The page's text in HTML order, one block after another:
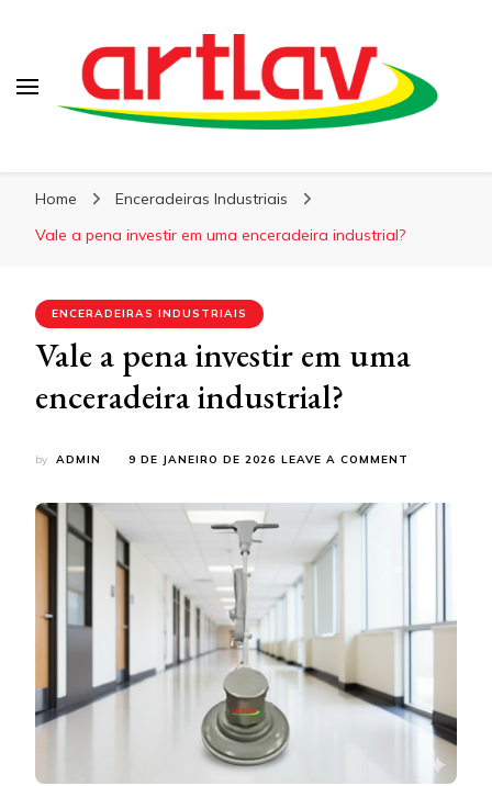
Home
Enceradeiras Industriais
Vale a pena investir em uma enceradeira industrial?
ENCERADEIRAS INDUSTRIAIS
Vale a pena investir em uma
enceradeira industrial?
by ADMIN 9 DE JANEIRO DE 2026 LEAVE A COMMENT
PENA